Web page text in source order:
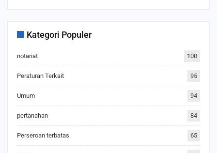
Kategori Populer
notariat 100
Peraturan Terkait 95
Umum 94
pertanahan 84
Perseroan terbatas 65